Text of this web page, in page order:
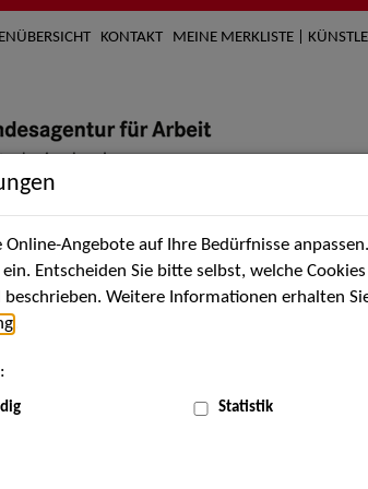
KONTAKT MEINE MERKLISTE |
Künstler*innen Über uns
Angebote auf Ihre Bedürfnisse
Entscheiden Sie bitte selbst, welche
Weitere Informationen erhalten
Statistik